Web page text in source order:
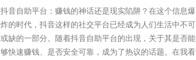
抖音自助平台：赚钱的神话还是现实陷阱？在这个信息爆
炸的时代，抖音这样的社交平台已经成为人们生活中不可
或缺的一部分。随着抖音自助平台的出现，关于其是否能
够快速赚钱、是否安全可靠，成为了热议的话题。在我看